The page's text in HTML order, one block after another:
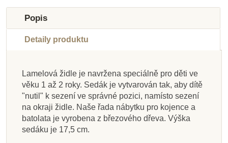
Nedostupné
Nienhuis - Stůl pro
skupinu fialový (120
x 80 x 53 cm)
Nedostupné
Nienhuis - Stůl pro
skupinu - oranžový
Nedostupné
Nienhuis - Kulatý stůl
oranžový (115 x 46
cm)
Nedostupné
Nienhuis - Komoda
na materiál, 12
Skladem u
dodavatele
Nienhuis - Židle U3 -
bílá (20 cm)
Nedostupné
Nienhuis - Kulatý stůl
fialový (115 x 53 cm)
Skladem u
dodavatele
Nienhuis - Komoda
na puzzle - mapy
Skladem u
dodavatele
Nienhuis - Stojan na
Kovové útvary
Popis
Detaily produktu
Lamelová židle je navržena speciálně pro děti ve
věku 1 až 2 roky. Sedák je vytvarován tak, aby dítě
"nutil" k sezení ve správné pozici, namísto sezení
na okraji židle. Naše řada nábytku pro kojence a
batolata je vyrobena z březového dřeva. Výška
sedáku je 17,5 cm.